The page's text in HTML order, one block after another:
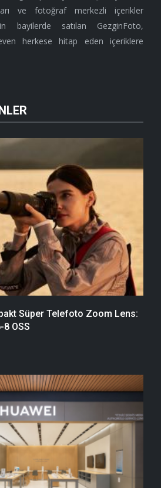
ve fotoğraf merkezli içerikler
bayilerde satılan GezginFoto,
herkese hitap eden içeriklere
Süper Telefoto Zoom Lens:
8 OSS